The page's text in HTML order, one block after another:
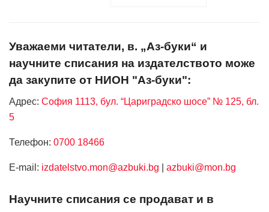
Уважаеми читатели, в. „Аз-буки“ и
научните списания на издателството може
да закупите от НИОН "Аз-буки":
Адрес: София 1113, бул. “Цариградско шосе” № 125, бл.
5
Телефон: 0700 18466
Е-mail: izdatelstvo.mon@azbuki.bg azbuki@mon.bg
Научните списания се продават и в